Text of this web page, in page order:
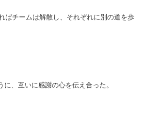
ばチームは解散し、それぞれに別の道を歩
に、互いに感謝の心を伝え合った。